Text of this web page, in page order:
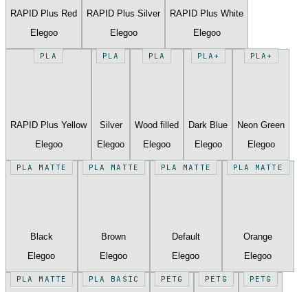
RAPID Plus Red
Elegoo
RAPID Plus Silver
Elegoo
RAPID Plus White
Elegoo
PLA
RAPID Plus Yellow
Elegoo
PLA
Silver
Elegoo
PLA
Wood filled
Elegoo
PLA+
Dark Blue
Elegoo
PLA+
Neon Green
Elegoo
PLA MATTE
Black
Elegoo
PLA MATTE
Brown
Elegoo
PLA MATTE
Default
Elegoo
PLA MATTE
Orange
Elegoo
PLA MATTE PLA BASIC PETG PETG PETG